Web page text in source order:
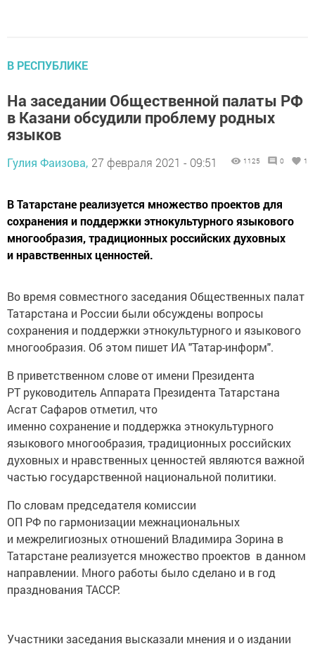
В РЕСПУБЛИКЕ
На заседании Общественной палаты РФ
в Казани обсудили проблему родных
языков
Гулия Фаизова, 27 февраля 2021 - 09:51 1125 0 1
В Татарстане реализуется множество проектов для
сохранения и поддержки этнокультурного языкового
многообразия, традиционных российских духовных
и нравственных ценностей.
Во время совместного заседания Общественных палат
Татарстана и России были обсуждены вопросы
сохранения и поддержки этнокультурного и языкового
многообразия. Об этом пишет ИА "Татар-информ".
В приветственном слове от имени Президента
РТ руководитель Аппарата Президента Татарстана
Асгат Сафаров отметил, что
именно сохранение и поддержка этнокультурного
языкового многообразия, традиционных российских
духовных и нравственных ценностей являются важной
частью государственной национальной политики.
По словам председателя комиссии
ОП РФ по гармонизации межнациональных
и межрелигиозных отношений Владимира Зорина в
Татарстане реализуется множество проектов в данном
направлении. Много работы было сделано и в год
празднования ТАССР.
Участники заседания высказали мнения и о издании